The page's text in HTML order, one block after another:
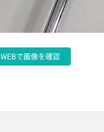
WEBで画像を確認